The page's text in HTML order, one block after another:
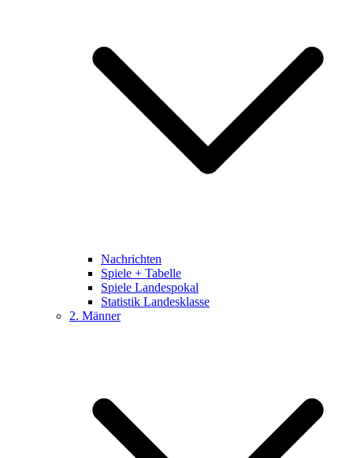
Nachrichten
Spiele + Tabelle
Spiele Landespokal
Statistik Landesklasse
2. Männer